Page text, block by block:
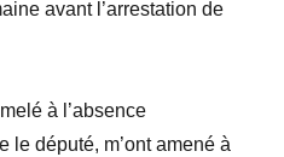
avant l’arrestation de
à l’absence
le député, m’ont amené à